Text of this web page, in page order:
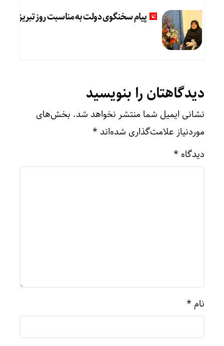
پیام سخنگوی دولت به مناسبت روز تبریز
دیدگاهتان را بنویسید
نشانی ایمیل شما منتشر نخواهد شد. بخش‌های
موردنیاز علامت‌گذاری شده‌اند *
دیدگاه *
نام *